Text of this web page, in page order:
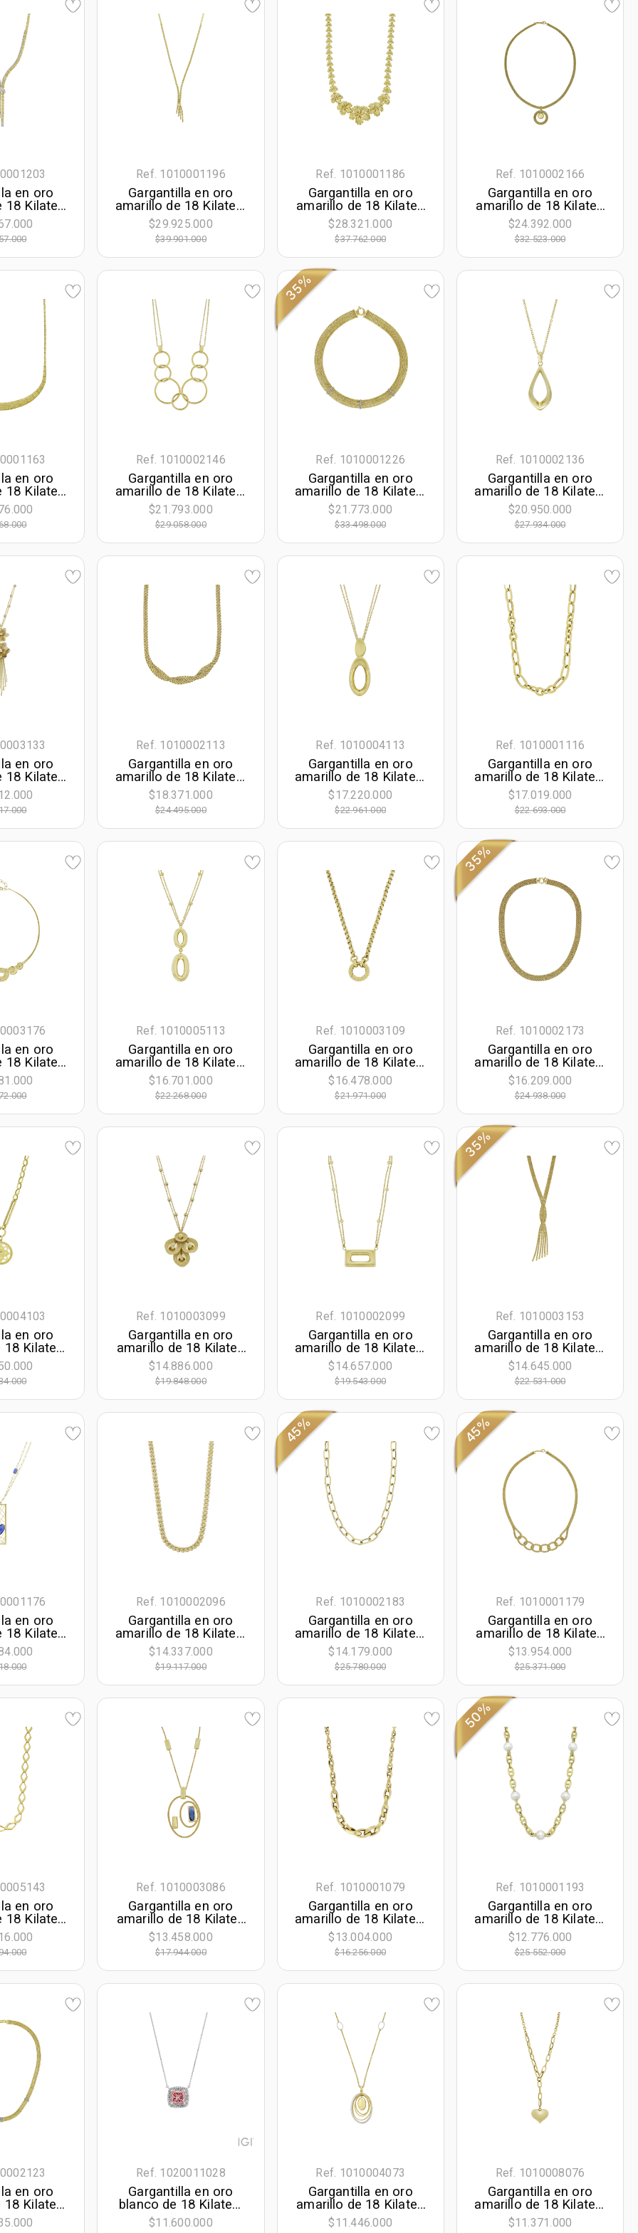
en oro
18 Kilates
con
cm. de
de ancho
Ref. 1010001196
Gargantilla en oro
amarillo de 18 Kilates,
Barra, 45 cm. de
largo, 2.50 mm. de
ancho
$29.925.000
$39.901.000
Ref. 1010001186
Gargantilla en oro
amarillo de 18 Kilates
con visos satinado,
Flores, 45 cm. de
largo, 7 mm. de ancho
$28.321.000
$37.762.000
Ref. 1010002166
Gargantilla en oro
amarillo de 18 Kilates
con visos, Figuras
geométricas, 42 cm.
de largo, 4.50 mm. de
ancho
$24.392.000
$32.523.000
en oro
18 Kilates
Degrade,
largo, 2
ancho
Ref. 1010002146
Gargantilla en oro
amarillo de 18 Kilates,
Figuras geométricas,
42 cm. de largo, 1.50
mm. de ancho
$21.793.000
$29.058.000
35%
Ref. 1010001226
Gargantilla en oro
amarillo de 18 Kilates,
Barra, con zircones,
45 cm. de largo, 13
mm. de ancho
$21.773.000
$33.498.000
Ref. 1010002136
Gargantilla en oro
amarillo de 18 Kilates,
Hoja, 40 cm. de largo,
2 mm. de ancho
$20.950.000
$27.934.000
en oro
18 Kilates
cm. de
de ancho
Ref. 1010002113
Gargantilla en oro
amarillo de 18 Kilates,
Degrade, 42 cm. de
largo, 6 mm. de ancho
$18.371.000
$24.495.000
Ref. 1010004113
Gargantilla en oro
amarillo de 18 Kilates,
Figuras geométricas,
40 cm. de largo, 1.50
mm. de ancho
$17.220.000
$22.961.000
Ref. 1010001116
Gargantilla en oro
amarillo de 18 Kilates,
Figuras geométricas,
43 cm. de largo, 6.50
mm. de ancho
$17.019.000
$22.693.000
en oro
18 Kilates
Figuras
40 cm.
mm. de
Ref. 1010005113
Gargantilla en oro
amarillo de 18 Kilates,
Figuras geométricas,
40 cm. de largo, 1
mm. de ancho
$16.701.000
$22.268.000
Ref. 1010003109
Gargantilla en oro
amarillo de 18 Kilates,
Figuras geométricas,
42 cm. de largo, 3.50
mm. de ancho
$16.478.000
$21.971.000
35%
Ref. 1010002173
Gargantilla en oro
amarillo de 18 Kilates,
Tiras, 43 cm. de largo,
2.50 mm. de ancho
$16.209.000
$24.938.000
en oro
Kilates,
cm. de
de ancho
Ref. 1010003099
Gargantilla en oro
amarillo de 18 Kilates
con visos, Flores, 40
cm. de largo, 1 mm.
de ancho
$14.886.000
$19.848.000
Ref. 1010002099
Gargantilla en oro
amarillo de 18 Kilates,
Figuras geométricas,
40 cm. de largo, 1
mm. de ancho
$14.657.000
$19.543.000
35%
Ref. 1010003153
Gargantilla en oro
amarillo de 18 Kilates,
Tiras, 45 cm. de largo,
1.50 mm. de ancho
$14.645.000
$22.531.000
en oro
18 Kilates
Figuras
con
cm. de
mm. de
Ref. 1010002096
Gargantilla en oro
amarillo de 18 Kilates,
45 cm. de largo, 4.50
mm. de ancho
$14.337.000
$19.117.000
45%
Ref. 1010002183
Gargantilla en oro
amarillo de 18 Kilates,
Figuras geométricas,
45 cm. de largo, 9
mm. de ancho
$14.179.000
$25.780.000
45%
Ref. 1010001179
Gargantilla en oro
amarillo de 18 Kilates
con visos, Grumette,
45 cm. de largo, 4.50
mm. de ancho
$13.954.000
$25.371.000
en oro
18 Kilates
Figuras
42 cm.
mm. de
Ref. 1010003086
Gargantilla en oro
amarillo de 18 Kilates
diamantado, Figuras
geométricas, con
zircón col central, 42
cm. de largo, 1 mm.
de ancho
$13.458.000
$17.944.000
Ref. 1010001079
Gargantilla en oro
amarillo de 18 Kilates,
Figuras geométricas,
45 cm. de largo, 3.50
mm. de ancho
$13.004.000
$16.256.000
50%
Ref. 1010001193
Gargantilla en oro
amarillo de 18 Kilates,
Figuras geométricas,
con perlas y
diamantes de 0.19 Ct,
45 cm. de largo, 2.50
mm. de ancho
$12.776.000
$25.552.000
en oro
Kilates,
zircones,
Ref. 1020011028
Gargantilla en oro
blanco de 18 Kilates,
Uñas+decoración,
$11.600.000
Ref. 1010004073
Gargantilla en oro
amarillo de 18 Kilates
con visos, Figuras
$11.446.000
Ref. 1010008076
Gargantilla en oro
amarillo de 18 Kilates,
Corazón, 42 cm. de
$11.371.000